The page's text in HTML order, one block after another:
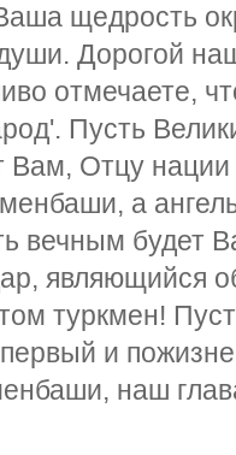
щедрость
Дорогой
отмечаете,
Пусть
Вам, Отцу
а
вечным будет
являющийся
туркмен!
и
наш